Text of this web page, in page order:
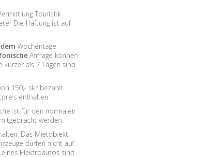
Touristik
Die Haftung ist auf
Wochentage
Anfrage können
kürzer als 7 Tagen sind
150,- skr bezahlt
enthalten.
ist für den normalen
werden.
Das Mietobjekt
dürfen nicht auf
Elektroautos sind